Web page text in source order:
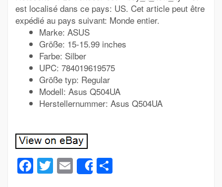
est localisé dans ce pays: US. Cet article peut être
expédié au pays suivant: Monde entier.
Marke: ASUS
Größe: 15-15.99 inches
Farbe: Silber
UPC: 784019619575
Größe typ: Regular
Modell: Asus Q504UA
Herstellernummer: Asus Q504UA
Facebook
Twitter
Email
Share